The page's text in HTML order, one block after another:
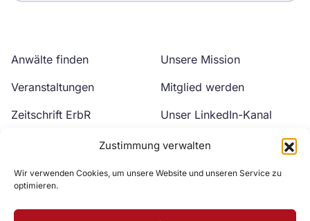
Zustimmung verwalten
Wir verwenden Cookies, um unsere Website und unseren Service zu
optimieren.
Anwälte finden
Veranstaltungen
Zeitschrift ErbR
Unsere Mission
Mitglied werden
Unser LinkedIn-Kanal
Unser YouTube-Kanal